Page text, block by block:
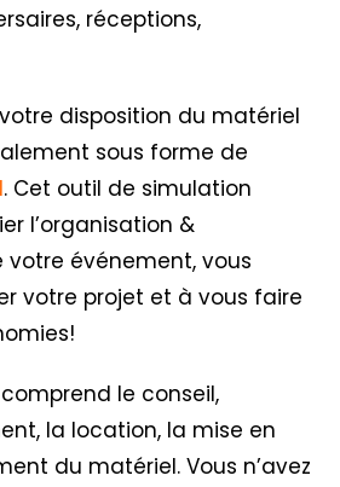
réceptions,
disposition du matériel
sous forme de
. Cet outil de simulation
l’organisation &
votre événement, vous
votre projet et à vous faire
le conseil,
la location, la mise en
du matériel. Vous n’avez